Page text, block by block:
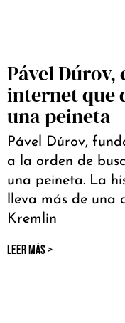
Pável
internet que
una peineta
Pável Dúrov,
a la orden de
una peineta. La
lleva más de una
Kremlin
LEER MÁS >